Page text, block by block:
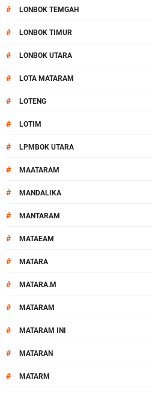
# LONBOK TEMGAH
# LONBOK TIMUR
# LONBOK UTARA
# LOTA MATARAM
# LOTENG
# LOTIM
# LPMBOK UTARA
# MAATARAM
# MANDALIKA
# MANTARAM
# MATAEAM
# MATARA
# MATARA.M
# MATARAM
# MATARAM INI
# MATARAN
# MATARM